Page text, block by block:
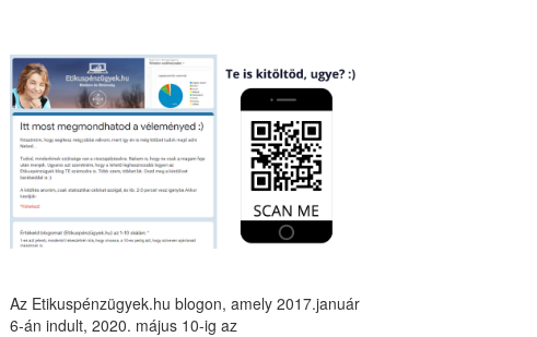
Az Etikuspénzügyek.hu blogon, amely 2017.január
6-án indult, 2020. május 10-ig az